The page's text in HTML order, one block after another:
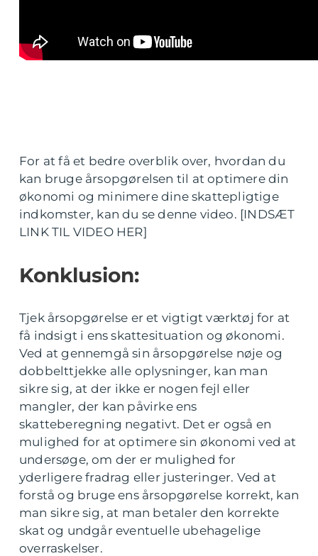
For at få et bedre overblik over, hvordan du
kan bruge årsopgørelsen til at optimere din
økonomi og minimere dine skattepligtige
indkomster, kan du se denne video. [INDSÆT
LINK TIL VIDEO HER]
Konklusion:
Tjek årsopgørelse er et vigtigt værktøj for at
få indsigt i ens skattesituation og økonomi.
Ved at gennemgå sin årsopgørelse nøje og
dobbelttjekke alle oplysninger, kan man
sikre sig, at der ikke er nogen fejl eller
mangler, der kan påvirke ens
skatteberegning negativt. Det er også en
mulighed for at optimere sin økonomi ved at
undersøge, om der er mulighed for
yderligere fradrag eller justeringer. Ved at
forstå og bruge ens årsopgørelse korrekt, kan
man sikre sig, at man betaler den korrekte
skat og undgår eventuelle ubehagelige
overraskelser.